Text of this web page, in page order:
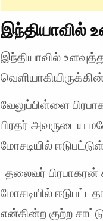
இந்தியாவில்
இந்தியாவில்
வேலுப்பிள்ளை
பிரதர் அவருடைய
மோசடியில்
தலைவர்
மோசடியில்
என்கின்ற குற்ற